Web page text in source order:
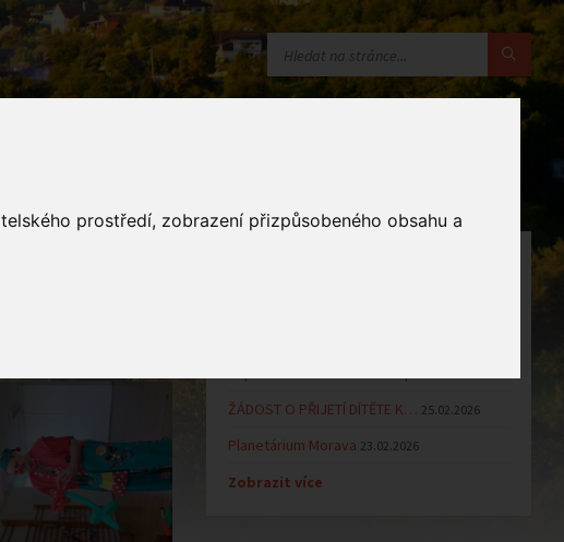
prostředí, zobrazení přizpůsobeného obsahu a
ŽÁDOST O PŘIJETÍ DÍTĚTE K… 25.02.2026
Planetárium Morava 23.02.2026
Zobrazit více